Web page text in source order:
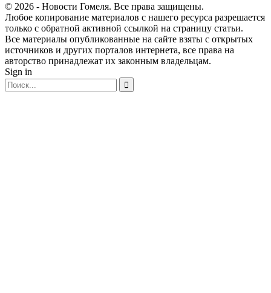
© 2026 - Новости Гомеля. Все права защищены.
Любое копирование материалов с нашего ресурса разрешается
только с обратной активной ссылкой на страницу статьи.
Все материалы опубликованные на сайте взяты с открытых
источников и других порталов интернета, все права на
авторство принадлежат их законным владельцам.
Sign in